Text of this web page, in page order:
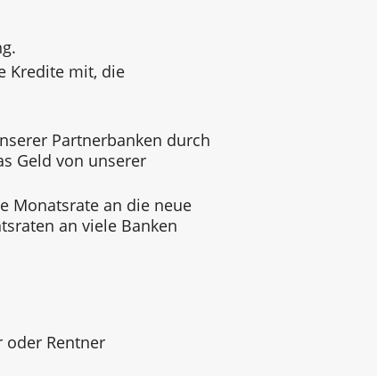
Kredite mit, die
Partnerbanken durch
Geld von unserer
Monatsrate an die neue
an viele Banken
oder Rentner